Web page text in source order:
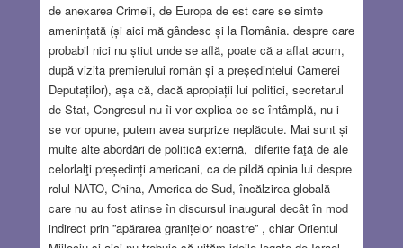
de anexarea Crimeii, de Europa de est care se simte
amenințată (și aici mă gândesc și la România. despre care
probabil nici nu știut unde se află, poate că a aflat acum,
după vizita premierului român și a președintelui Camerei
Deputaților), așa că, dacă apropiații lui politici, secretarul
de Stat, Congresul nu îi vor explica ce se întâmplă, nu i
se vor opune, putem avea surprize neplăcute. Mai sunt și
multe alte abordări de politică externă, diferite faţă de ale
celorlalţi președinți americani, ca de pildă opinia lui despre
rolul NATO, China, America de Sud, încălzirea globală
care nu au fost atinse în discursul inaugural decât în mod
indirect prin ”apărarea granițelor noastre” , chiar Orientul